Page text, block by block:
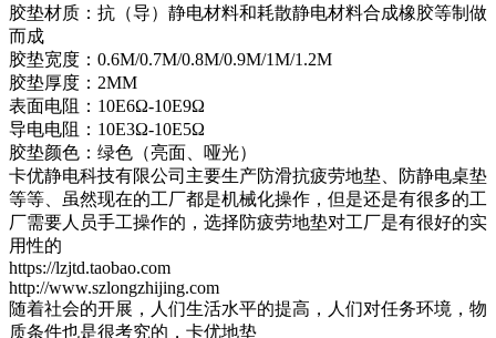
胶垫材质：抗（导）静电材料和耗散静电材料合成橡胶等制做
而成
胶垫宽度：0.6M/0.7M/0.8M/0.9M/1M/1.2M
胶垫厚度：2MM
表面电阻：10E6Ω-10E9Ω
导电电阻：10E3Ω-10E5Ω
胶垫颜色：绿色（亮面、哑光）
卡优静电科技有限公司主要生产防滑抗疲劳地垫、防静电桌垫
等等、虽然现在的工厂都是机械化操作，但是还是有很多的工
厂需要人员手工操作的，选择防疲劳地垫对工厂是有很好的实
用性的
https://lzjtd.taobao.com
http://www.szlongzhijing.com
随着社会的开展，人们生活水平的提高，人们对任务环境，物
质条件也是很考究的，卡优地垫